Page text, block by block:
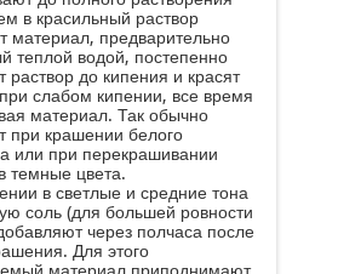
в красильный раствор
материал, предварительно
теплой водой, постепенно
раствор до кипения и красят
слабом кипении, все время
материал. Так обычно
при крашении белого
или при перекрашивании
темные цвета.
в светлые и средние тона
соль (для большей ровности
через полчаса после
Для этого